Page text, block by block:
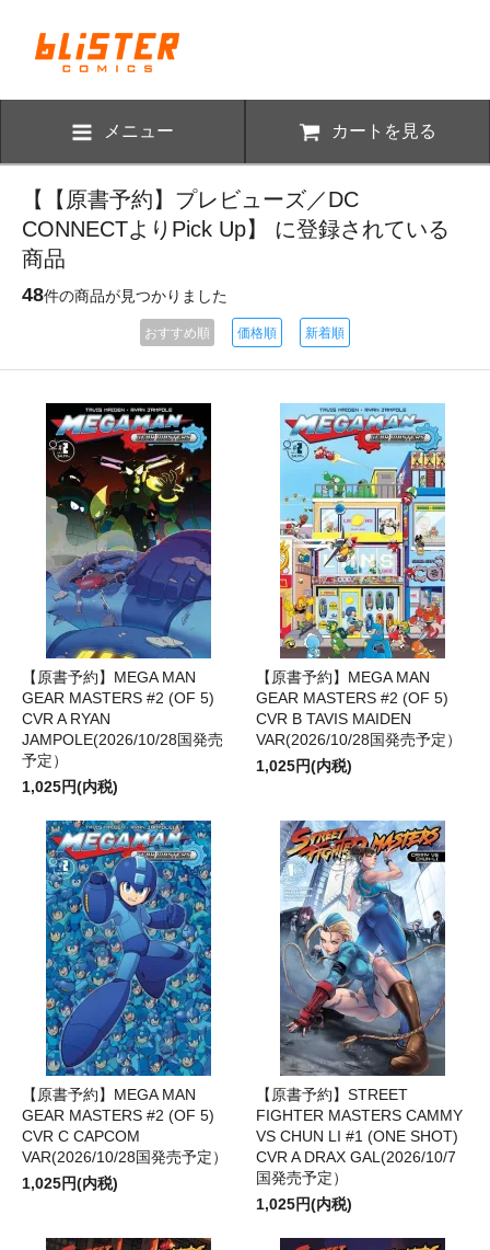
メニュー カートを見る
【【原書予約】プレビューズ／DC
CONNECTよりPick Up】 に登録されている
商品
48件の商品が見つかりました
おすすめ順 価格順 新着順
【原書予約】MEGA MAN
GEAR MASTERS #2 (OF 5)
CVR A RYAN
JAMPOLE(2026/10/28国発売
予定）
1,025円(内税)
【原書予約】MEGA MAN
GEAR MASTERS #2 (OF 5)
CVR B TAVIS MAIDEN
VAR(2026/10/28国発売予定）
1,025円(内税)
【原書予約】MEGA MAN
GEAR MASTERS #2 (OF 5)
CVR C CAPCOM
VAR(2026/10/28国発売予定）
1,025円(内税)
【原書予約】STREET
FIGHTER MASTERS CAMMY
VS CHUN LI #1 (ONE SHOT)
CVR A DRAX GAL(2026/10/7
国発売予定）
1,025円(内税)